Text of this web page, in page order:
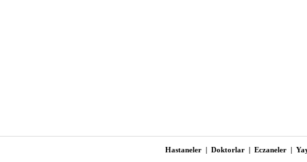
Hastaneler | Doktorlar | Eczaneler |